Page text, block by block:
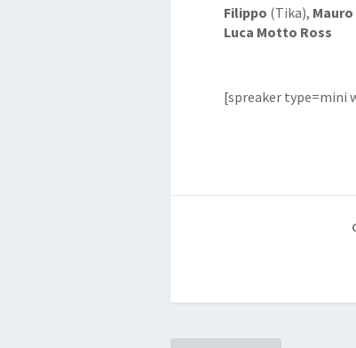
Filippo (Tika), Mauro
Luca Motto Ross
[spreaker type=mini